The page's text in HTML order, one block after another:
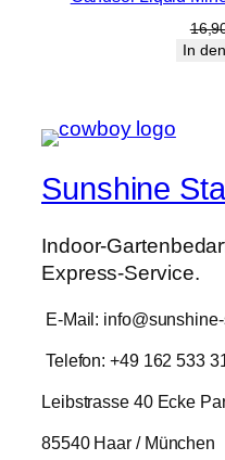
Angebot
In
Sunshine
Indoor-
Express-Service.
E-Mail:
Telefon: +49 162 533
Leibstrasse 40 Ecke
85540 Haar / München